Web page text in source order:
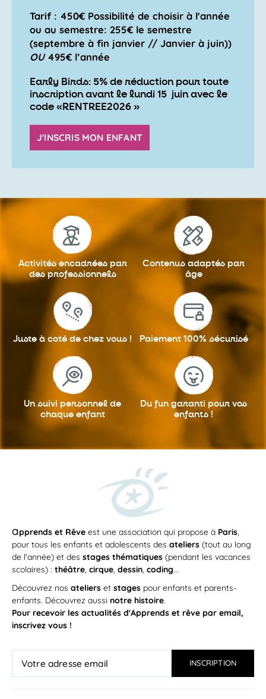
Tarif : 450€ Possibilité de choisir à l'année
ou au semestre: 255€ le semestre
(septembre à fin janvier // Janvier à juin))
OU 495€ l’année
Early Birds: 5% de réduction pour toute
inscription avant le lundi 15 juin avec le
code «RENTREE2026 »
J'INSCRIS MON ENFANT
Activités encadrées par
des professionnels
Contenus adaptés par
âge
Juste à coté de chez vous ! Paiement 100% sécurisé
Un suivi personnel de
chaque enfant
Du fun garanti pour vos
enfants !
apprends et Rêve est une association qui propose à Paris,
pour tous les enfants et adolescents des ateliers (tout au long
de l'année) et des stages thématiques (pendant les vacances
scolaires) : théâtre, cirque, dessin, coding...
Découvrez nos ateliers et stages pour enfants et parents-
enfants. Découvrez aussi notre histoire.
Pour recevoir les actualités d'Apprends et rêve par email,
inscrivez vous !